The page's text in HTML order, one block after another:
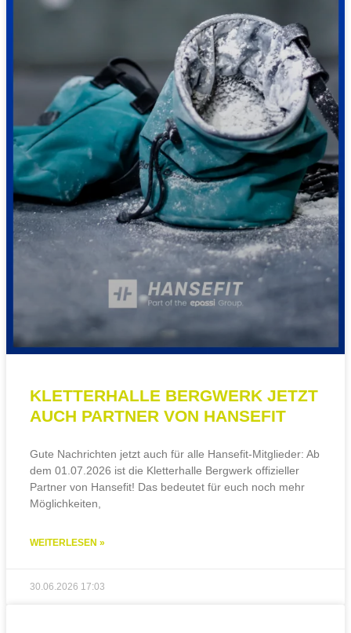
KLETTERHALLE BERGWERK JETZT
AUCH PARTNER VON HANSEFIT
Gute Nachrichten jetzt auch für alle Hansefit-Mitglieder: Ab
dem 01.07.2026 ist die Kletterhalle Bergwerk offizieller
Partner von Hansefit! Das bedeutet für euch noch mehr
Möglichkeiten,
WEITERLESEN »
30.06.2026 17:03